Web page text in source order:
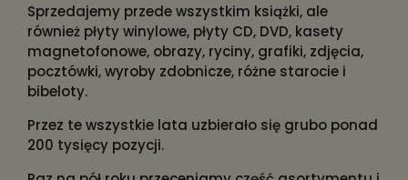
Sprzedajemy przede wszystkim książki, ale
również płyty winylowe, płyty CD, DVD, kasety
magnetofonowe, obrazy, ryciny, grafiki, zdjęcia,
pocztówki, wyroby zdobnicze, różne starocie i
bibeloty.
Przez te wszystkie lata uzbierało się grubo ponad
200 tysięcy pozycji.